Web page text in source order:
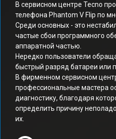
В сервисном центре Tecno
телефона Phantom V Flip по
Среди основных - это
частые сбои программного
аппаратной частью.
Нередко пользователи
быстрый разряд батареи или
В фирменном сервисном
профессиональные мастера
диагностику, благодаря
определить причину
их.